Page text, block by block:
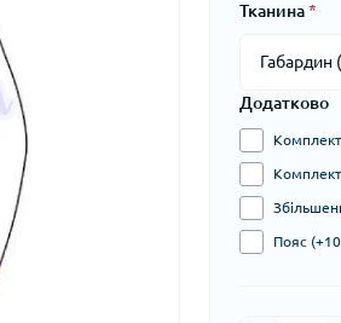
Тканина*
Додатково
Комплект
Пояс